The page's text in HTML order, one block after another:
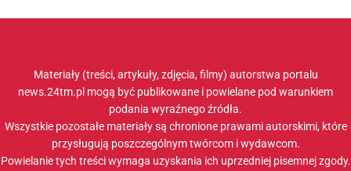
Materiały (treści, artykuły, zdjęcia, filmy) autorstwa portalu
news.24tm.pl mogą być publikowane i powielane pod warunkiem
podania wyraźnego źródła.
Wszystkie pozostałe materiały są chronione prawami autorskimi, które
przysługują poszczególnym twórcom i wydawcom.
Powielanie tych treści wymaga uzyskania ich uprzedniej pisemnej zgody.